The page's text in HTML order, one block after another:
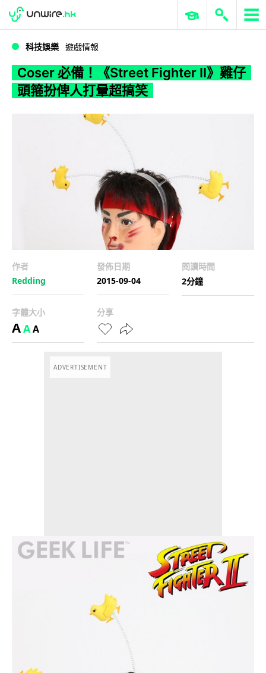
WWDC 2026 ERP 與商業 AI
科技娛樂 遊戲情報
Coser 必備！《Street Fighter II》雞仔
頭箍扮俾人打暈超搞笑
作者
Redding
發佈日期
2015-09-04
閱讀時間
2分鐘
字體大小
AAA
分享
ADVERTISEMENT